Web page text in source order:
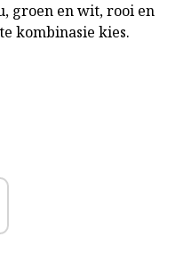
groen en wit, rooi en
kombinasie kies.